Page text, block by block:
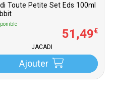
Toute Petite Set Eds 100ml
51,49€
JACADI
Ajouter